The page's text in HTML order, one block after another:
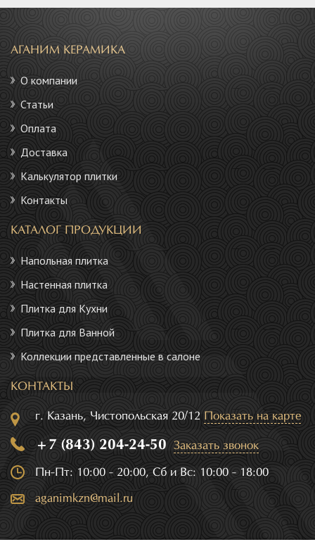
АГАНИМ КЕРАМИКА
О компании
Статьи
Оплата
Доставка
Калькулятор плитки
Контакты
КАТАЛОГ ПРОДУКЦИИ
Напольная плитка
Настенная плитка
Плитка для Кухни
Плитка для Ванной
Коллекции представленные в салоне
КОНТАКТЫ
г. Казань, Чистопольская 20/12 Показать на карте
+7 (843) 204-24-50 Заказать звонок
Пн-Пт: 10:00 - 20:00, Сб и Вс: 10:00 - 18:00
aganimkzn@mail.ru